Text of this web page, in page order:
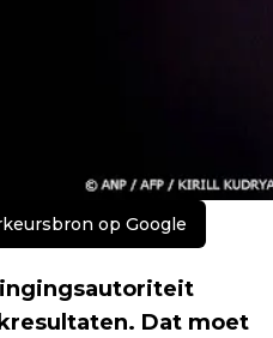
op Google
Dat moet